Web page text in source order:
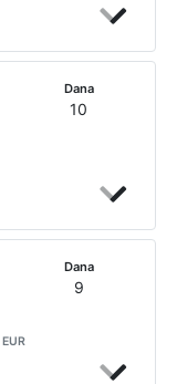
Dana
10
Dana
9
EUR